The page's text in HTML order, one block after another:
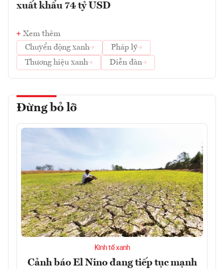
xuất khẩu 74 tỷ USD
Xem thêm
Chuyển động xanh
Pháp lý
Thương hiệu xanh
Diễn đàn
Đừng bỏ lỡ
Kinh tế xanh
Cảnh báo El Nino đang tiếp tục mạnh